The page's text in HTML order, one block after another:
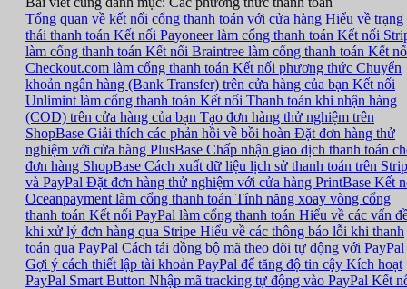
Tổng quan về kết nối cổng thanh toán với cửa hàng Hiểu về trạng
thái thanh toán Kết nối Payoneer làm cổng thanh toán Kết nối
làm cổng thanh toán Kết nối Braintree làm cổng thanh toán Kết
Checkout.com làm cổng thanh toán Kết nối phương thức Chuyển
khoản ngân hàng (Bank Transfer) trên cửa hàng của bạn Kết nối
Unlimint làm cổng thanh toán Kết nối Thanh toán khi nhận hàng
(COD) trên cửa hàng của bạn Tạo đơn hàng thử nghiệm trên
ShopBase Giải thích các phản hồi về bồi hoàn Đặt đơn hàng thử
nghiệm với cửa hàng PlusBase Chấp nhận giao dịch thanh toán
đơn hàng ShopBase Cách xuất dữ liệu lịch sử thanh toán trên
và PayPal Đặt đơn hàng thử nghiệm với cửa hàng PrintBase Kết
Oceanpayment làm cổng thanh toán Tính năng xoay vòng cổng
thanh toán Kết nối PayPal làm cổng thanh toán Hiểu về các vấn
khi xử lý đơn hàng qua Stripe Hiểu về các thông báo lỗi khi thanh
toán qua PayPal Cách tái đồng bộ mã theo dõi tự động với PayPal
Gợi ý cách thiết lập tài khoản PayPal để tăng độ tin cậy Kích hoạt
PayPal Smart Button Nhập mã tracking tự động vào PayPal Kết